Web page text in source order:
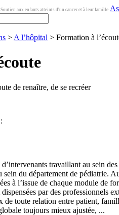
Soutien aux enfants atteints d'un cancer et à leur famille
> A l’hôpital > Formation à
de renaître, de se recréer
travaillant au sein
sein du département de pédiatrie.
à l’issue de chaque module de
par des professionnels
de toute relation entre patient,
toujours mieux ajustée, ...